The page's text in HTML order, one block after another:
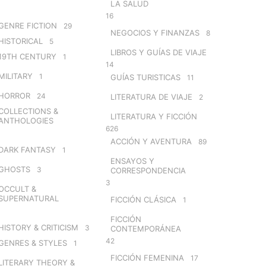
FICTION 29
5
CENTURY 1
1
24
&
FANTASY 1
3
&
& CRITICISM 3
& STYLES 1
THEORY &
LA SALUD
16
NEGOCIOS Y FINANZAS 8
LIBROS Y GUÍAS DE VIAJE
14
GUÍAS TURISTICAS 11
LITERATURA DE VIAJE 2
LITERATURA Y FICCIÓN
626
ACCIÓN Y AVENTURA 89
ENSAYOS Y
CORRESPONDENCIA
3
FICCIÓN CLÁSICA 1
FICCIÓN
CONTEMPORÁNEA
42
FICCIÓN FEMENINA 17